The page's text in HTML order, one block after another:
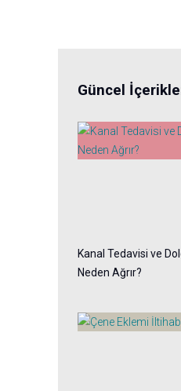
Güncel
Kanal Tedavisi ve
Neden Ağrır?